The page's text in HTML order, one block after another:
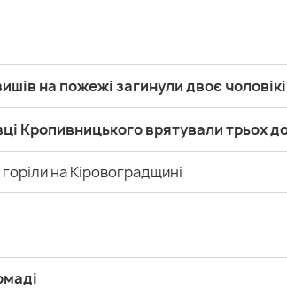
на пожежі загинули двоє
Кропивницького врятували трьох
на Кіровоградщині